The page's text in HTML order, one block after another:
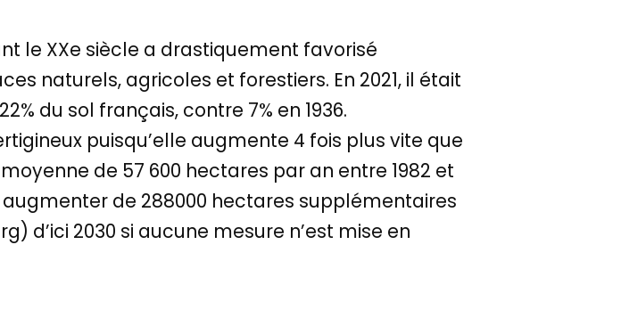
le XXe siècle a drastiquement favorisé
naturels, agricoles et forestiers. En 2021, il était
du sol français, contre 7% en 1936.
puisqu’elle augmente 4 fois plus vite que
de 57 600 hectares par an entre 1982 et
de 288000 hectares supplémentaires
d’ici 2030 si aucune mesure n’est mise en